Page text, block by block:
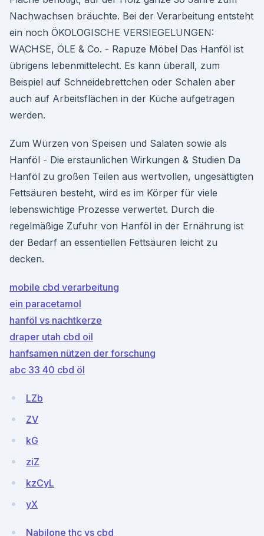
Nachwachsen bräuchte. Bei der Verarbeitung entsteht
ein noch ÖKOLOGISCHE VERSIEGELUNGEN:
WACHSE, ÖLE & Co. - Rapuze Möbel Das Hanföl ist
übrigens lebenmittelecht. Es kann überall, zum
Beispiel auf Schneidebrettchen oder Schalen aber
auch auf Arbeitsflächen in der Küche aufgetragen
werden.
Zum Würzen von Speisen und Salaten sowie als
Hanföl - Die erstaunlichen Wirkungen & Studien Da
Hanföl zu großen Teilen aus wertvollen, ungesättigten
Fettsäuren besteht, wird es im Körper für viele
lebenswichtige Prozesse verwertet. Durch die
regelmäßige Zufuhr von Hanföl in der Ernährung ist
der Bedarf an essentiellen Fettsäuren leicht zu
decken.
mobile cbd verarbeitung
ein paracetamol
hanföl vs nachtkerze
draper utah cbd oil
hanfsamen nützen der forschung
abc 33 40 cbd öl
LZb
ZV
kG
ziZ
kzCyL
yX
Nabilone thc vs cbd